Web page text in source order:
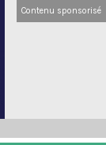
Contenu sponsorisé